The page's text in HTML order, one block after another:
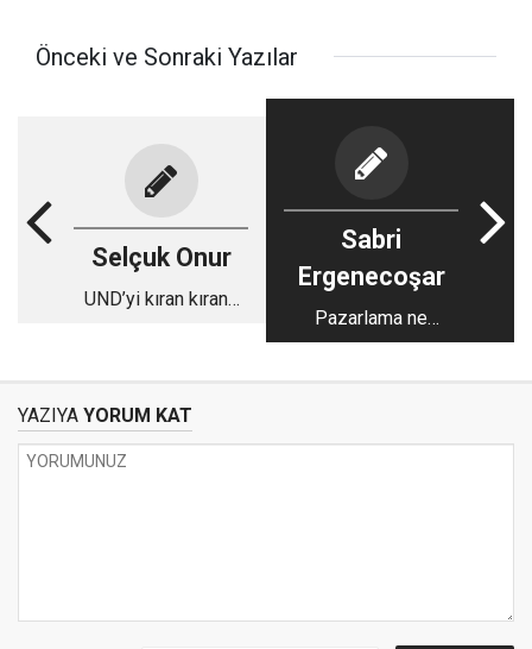
Önceki ve Sonraki Yazılar
Selçuk Onur
UND’yi kıran kırana
Sabri
Ergenecoşar
Pazarlama ne
değildir?
YAZIYA YORUM KAT